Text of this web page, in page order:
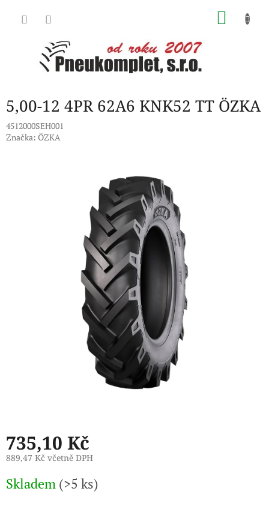
5,00-12 4PR 62A6 KNK52 TT ÖZKA
4512000SEH001
Značka: ÖZKA
735,10 Kč
889,47 Kč včetně DPH
cena:
Skladem (>5 ks)